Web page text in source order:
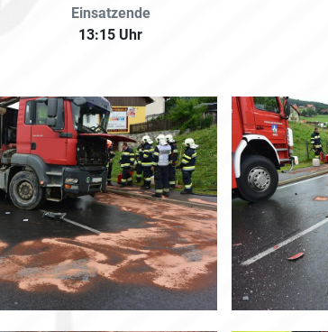
Einsatzende
13:15 Uhr